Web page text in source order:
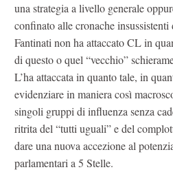
una strategia a livello generale
confinato alle cronache insussistenti
Fantinati non ha attaccato CL in
di questo o quel “vecchio”
L’ha attaccata in quanto tale, in
evidenziare in maniera così
singoli gruppi di influenza senza
ritrita del “tutti uguali” e del
dare una nuova accezione al
parlamentari a 5 Stelle.